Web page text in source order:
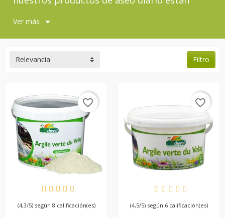
Ver más
Filtro
Relevancia
DISPONIBLE
favorite_border
(4,3/5) según 8 calificación(es)
DISPONIBLE
favorite_border
(4,5/5) según 6 calificación(es)